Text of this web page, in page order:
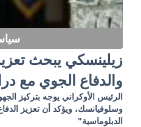
زيلينسكي يبحث
والدفاع الجوي مع
الرئيس الأوكراني يوجه بتركيز
وسلوفيانسك، ويؤكد أن تعزيز
الدبلوماسية"